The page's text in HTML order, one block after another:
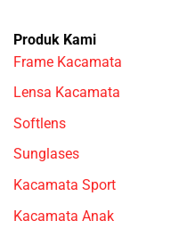
Produk Kami
Frame Kacamata
Lensa Kacamata
Softlens
Sunglases
Kacamata Sport
Kacamata Anak